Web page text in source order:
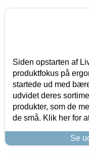
Siden opstarten af
produktfokus på
startede ud med
udvidet deres
produkter, som de
de små. Klik her for
Se